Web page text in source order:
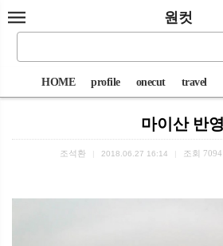
원컷
HOME profile onecut travel
마이산 반영
조석환 2018.06.27 16:14 조회 7094